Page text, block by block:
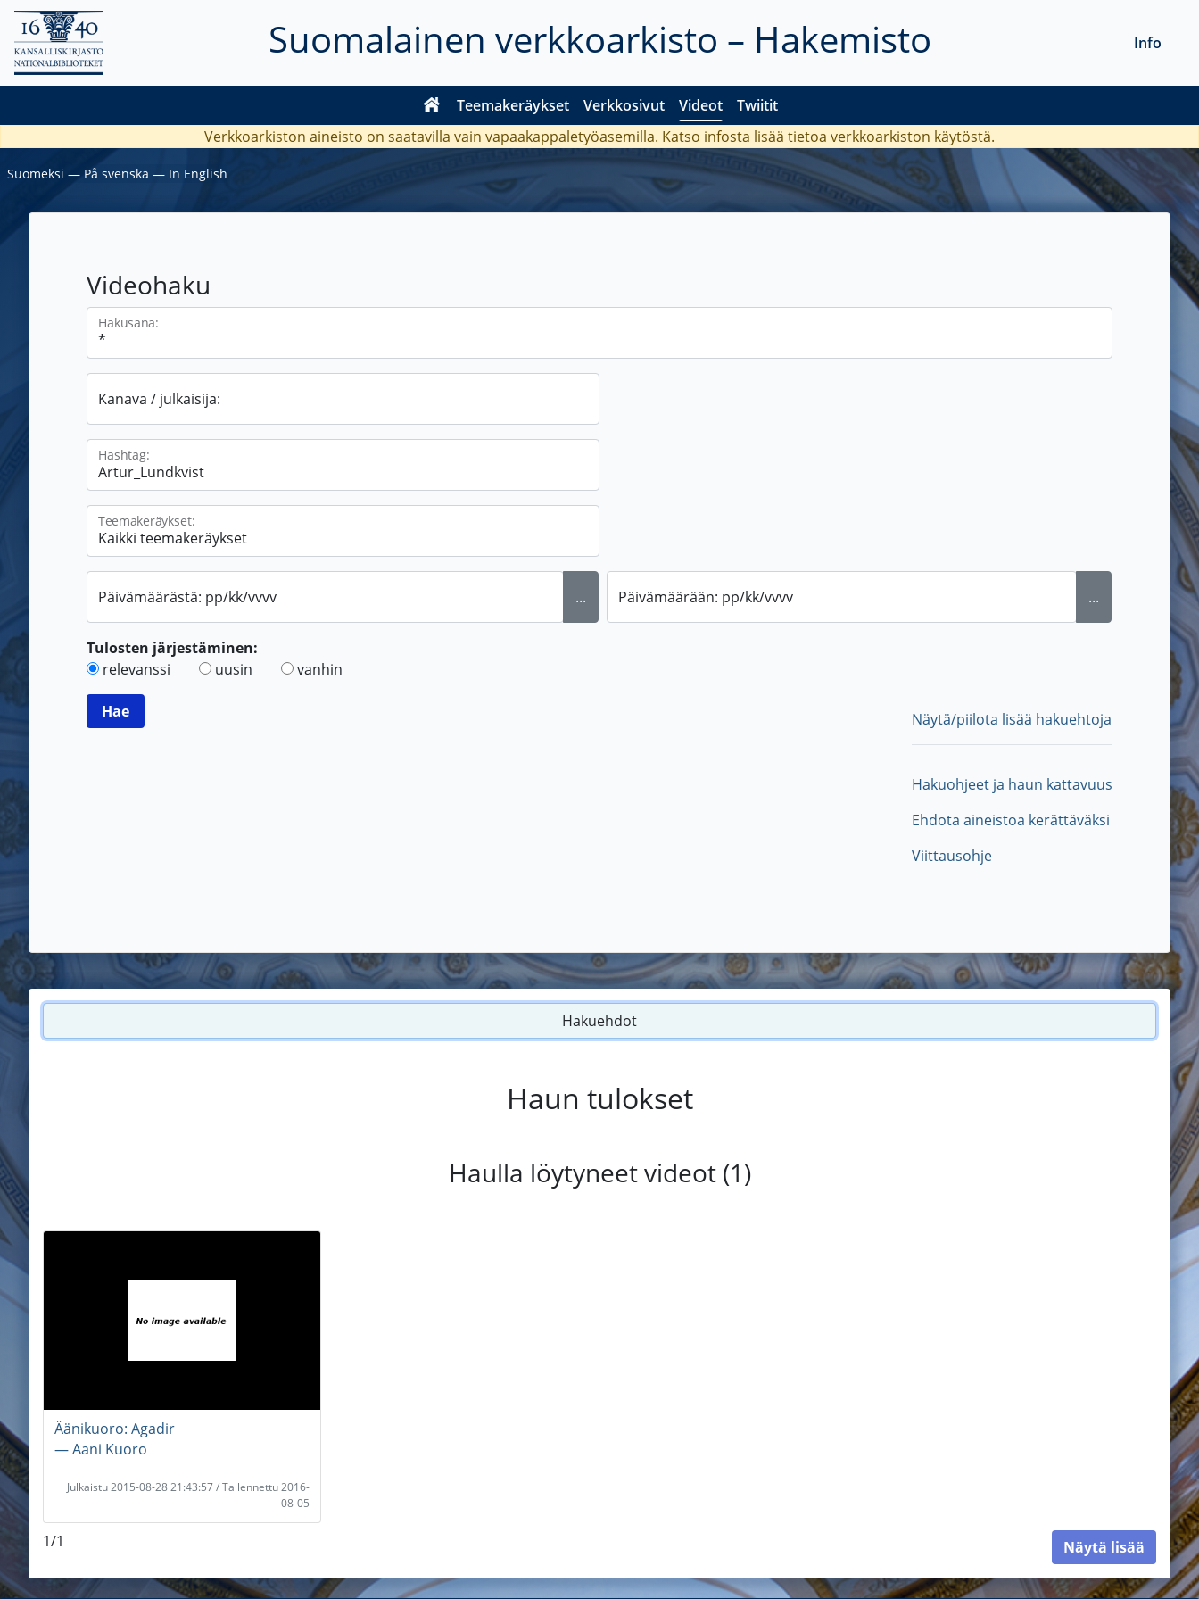
Suomalainen verkkoarkisto – Hakemisto
Teemakeräykset Verkkosivut Videot Twiitit
Info
Verkkoarkiston aineisto on saatavilla vain vapaakappaletyöasemilla. Katso infosta lisää tietoa verkkoarkiston käytöstä.
Suomeksi ― På svenska ― In English
Videohaku
Hakusana:
Kanava / julkaisija:
Hashtag:
Teemakeräykset:
Päivämäärästä: pp/kk/vvvv ... Päivämäärään: pp/kk/vvvv ...
Tulosten järjestäminen:
relevanssi
uusin vanhin
Näytä/piilota lisää hakuehtoja
Hakuohjeet ja haun kattavuus
Ehdota aineistoa kerättäväksi
Viittausohje
Hakuehdot
Haun tulokset
Haulla löytyneet videot (1)
Äänikuoro: Agadir
― Aani Kuoro
Julkaistu 2015-08-28 21:43:57 / Tallennettu 2016-
08-05
1/1 Näytä lisää